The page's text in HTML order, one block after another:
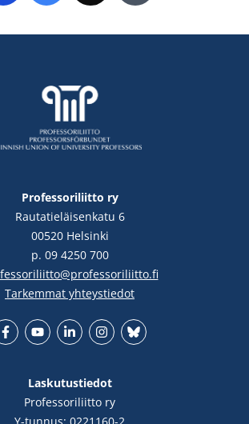
Professoriliitto ry
Rautatieläisenkatu 6
00520 Helsinki
p. 09 4250 700
Tarkemmat yhteystiedot
Laskutustiedot
Professoriliitto ry